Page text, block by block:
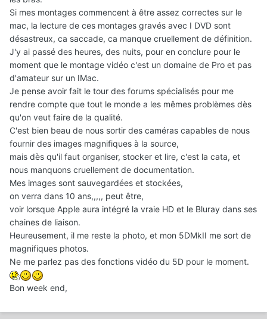
Si mes montages commencent à être assez correctes sur le
mac, la lecture de ces montages gravés avec I DVD sont
désastreux, ca saccade, ca manque cruellement de définition.
J'y ai passé des heures, des nuits, pour en conclure pour le
moment que le montage vidéo c'est un domaine de Pro et pas
d'amateur sur un IMac.
Je pense avoir fait le tour des forums spécialisés pour me
rendre compte que tout le monde a les mêmes problèmes dès
qu'on veut faire de la qualité.
C'est bien beau de nous sortir des caméras capables de nous
fournir des images magnifiques à la source,
mais dès qu'il faut organiser, stocker et lire, c'est la cata, et
nous manquons cruellement de documentation.
Mes images sont sauvegardées et stockées,
on verra dans 10 ans,,,,, peut être,
voir lorsque Apple aura intégré la vraie HD et le Bluray dans ses
chaines de liaison.
Heureusement, il me reste la photo, et mon 5DMkII me sort de
magnifiques photos.
Ne me parlez pas des fonctions vidéo du 5D pour le moment.
Bon week end,